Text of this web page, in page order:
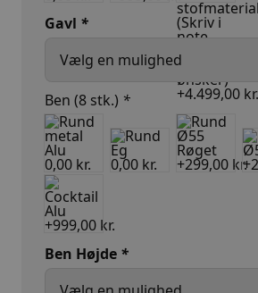
Gavl *
Ben (8 stk.) *
Ben Højde *